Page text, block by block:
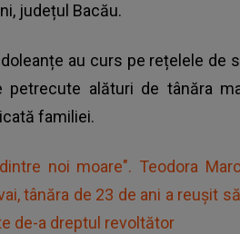
județul Bacău.
au curs pe rețelele de
petrecute alături de tânăra
familiei.
noi moare". Teodora
tânăra de 23 de ani a reușit
de-a dreptul revoltător